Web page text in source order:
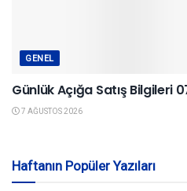
GENEL
Günlük Açığa Satış Bilgileri
7 AĞUSTOS 2026
Haftanın Popüler Yazıları